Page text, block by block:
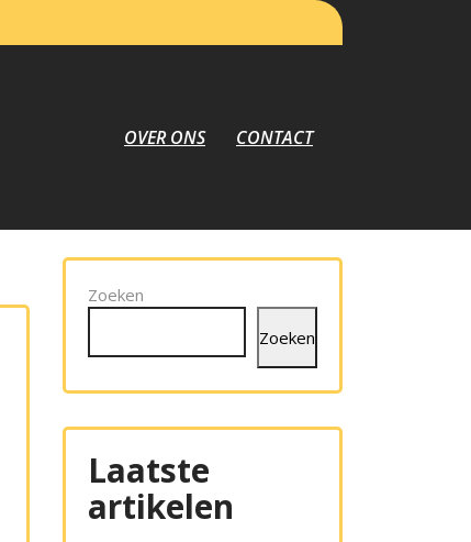
OVER ONS CONTACT
Zoeken
Zoeken
Laatste
artikelen